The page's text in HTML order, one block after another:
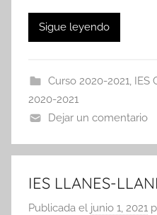
Sigue leyendo
Curso 2020-2021 IES
2020-2021
Dejar un comentario
IES LLANES-
Publicada el junio 1, 2021